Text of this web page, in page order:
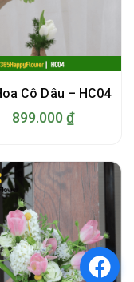
Cô Dâu – HC04
899.000 ₫